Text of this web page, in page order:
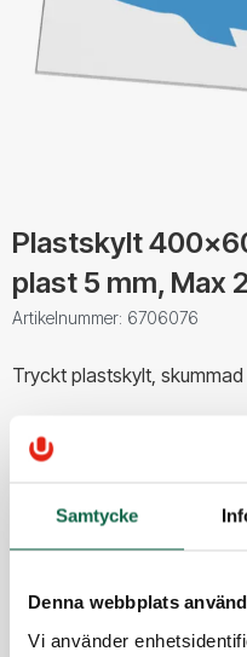
Samtycke
Denna webbplats
Vi använder
Plastskylt
plast 5 mm, Max
Artikelnummer: 6706076
Tryckt plastskylt,
PRODUKTEGENSKAPER